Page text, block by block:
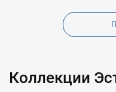
Коллекции